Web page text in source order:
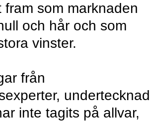
fram som marknaden
och hår och som
vinster.
från
undertecknad
inte tagits på allvar,